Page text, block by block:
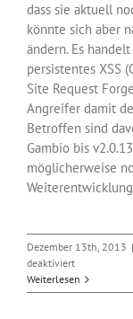
dass sie aktuell
könnte sich aber
ändern. Es
persistentes XSS
Site Request
Angreifer damit
Betroffen sind
Gambio bis
möglicherweise
Dezember 13th, 2013 |
deaktiviertfür
Online-
Shops
Weiterlesen